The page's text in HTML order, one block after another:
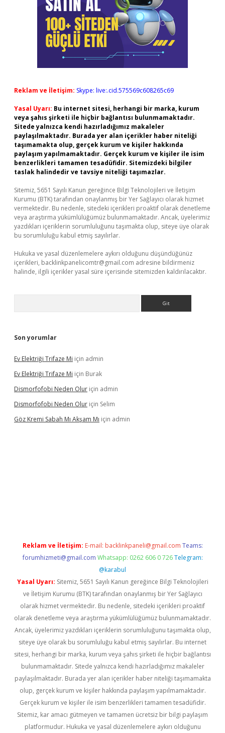
Reklam ve İletişim: Skype: live:.cid.575569c608265c69
Yasal Uyarı: Bu internet sitesi, herhangi bir marka, kurum
veya şahıs şirketi ile hiçbir bağlantısı bulunmamaktadır.
Sitede yalnızca kendi hazırladığımız makaleler
paylaşılmaktadır. Burada yer alan içerikler haber niteliği
taşımamakta olup, gerçek kurum ve kişiler hakkında
paylaşım yapılmamaktadır. Gerçek kurum ve kişiler ile isim
benzerlikleri tamamen tesadüfidir. Sitemizdeki bilgiler
taslak halindedir ve tavsiye niteliği taşımazlar.
Sitemiz, 5651 Sayılı Kanun gereğince Bilgi Teknolojileri ve İletişim
Kurumu (BTK) tarafından onaylanmış bir Yer Sağlayıcı olarak hizmet
vermektedir. Bu nedenle, sitedeki içerikleri proaktif olarak denetleme
veya araştırma yükümlülüğümüz bulunmamaktadır. Ancak, üyelerimiz
yazdıkları içeriklerin sorumluluğunu taşımakta olup, siteye üye olarak
bu sorumluluğu kabul etmiş sayılırlar.
Hukuka ve yasal düzenlemelere aykırı olduğunu düşündüğünüz
içerikleri, backlinkpanelicomtr@gmail.com adresine bildirmeniz
halinde, ilgili içerikler yasal süre içerisinde sitemizden kaldırılacaktır.
Son yorumlar
Ev Elektriği Trifaze Mi için admin
Ev Elektriği Trifaze Mi için Burak
Dismorfofobi Neden Olur için admin
Dismorfofobi Neden Olur için Selim
Göz Kremi Sabah Mı Akşam Mı için admin
Reklam ve İletişim: E-mail: backlinkpaneli@gmail.com Teams:
forumhizmeti@gmail.com Whatsapp: 0262 606 0 726 Telegram:
@karabul
Yasal Uyarı: Sitemiz, 5651 Sayılı Kanun gereğince Bilgi Teknolojileri
ve İletişim Kurumu (BTK) tarafından onaylanmış bir Yer Sağlayıcı
olarak hizmet vermektedir. Bu nedenle, sitedeki içerikleri proaktif
olarak denetleme veya araştırma yükümlülüğümüz bulunmamaktadır.
Ancak, üyelerimiz yazdıkları içeriklerin sorumluluğunu taşımakta olup,
siteye üye olarak bu sorumluluğu kabul etmiş sayılırlar. Bu internet
sitesi, herhangi bir marka, kurum veya şahıs şirketi ile hiçbir bağlantısı
bulunmamaktadır. Sitede yalnızca kendi hazırladığımız makaleler
paylaşılmaktadır. Burada yer alan içerikler haber niteliği taşımamakta
olup, gerçek kurum ve kişiler hakkında paylaşım yapılmamaktadır.
Gerçek kurum ve kişiler ile isim benzerlikleri tamamen tesadüfidir.
Sitemiz, kar amacı gütmeyen ve tamamen ücretsiz bir bilgi paylaşım
platformudur. Hukuka ve yasal düzenlemelere aykırı olduğunu